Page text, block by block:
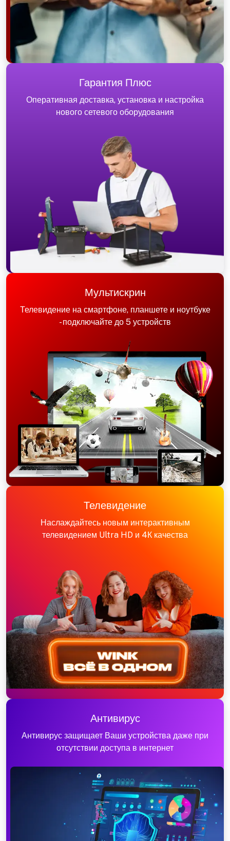
Гарантия Плюс
Оперативная доставка, установка и настройка
нового сетевого оборудования
Мультискрин
Телевидение на смартфоне, планшете и ноутбуке
- подключайте до 5 устройств
Телевидение
Наслаждайтесь новым интерактивным
телевидением Ultra HD и 4К качества
Антивирус
Антивирус защищает Ваши устройства даже при
отсутствии доступа в интернет